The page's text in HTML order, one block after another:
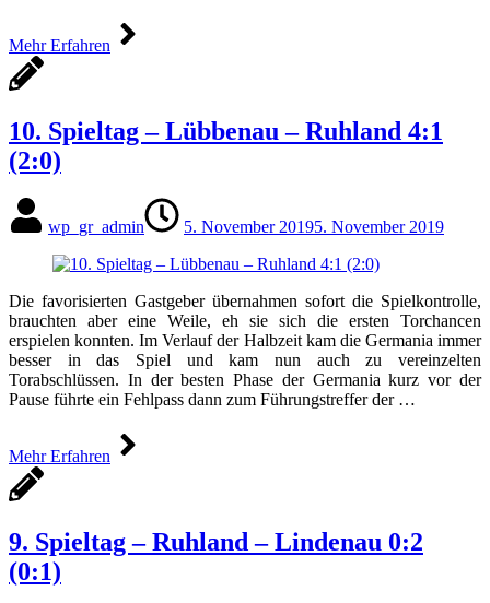
Mehr Erfahren
10. Spieltag – Lübbenau – Ruhland 4:1
(2:0)
wp_gr_admin 5. November 20195. November 2019
Die favorisierten Gastgeber übernahmen sofort die Spielkontrolle,
brauchten aber eine Weile, eh sie sich die ersten Torchancen
erspielen konnten. Im Verlauf der Halbzeit kam die Germania immer
besser in das Spiel und kam nun auch zu vereinzelten
Torabschlüssen. In der besten Phase der Germania kurz vor der
Pause führte ein Fehlpass dann zum Führungstreffer der …
Mehr Erfahren
9. Spieltag – Ruhland – Lindenau 0:2
(0:1)